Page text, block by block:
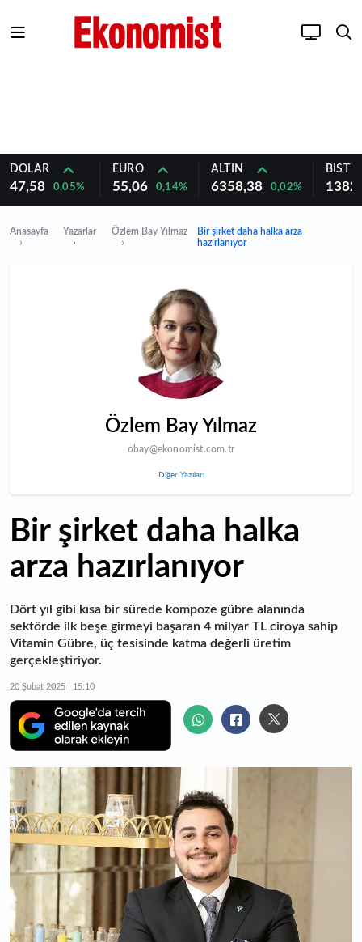
DOLAR
47,58 0,05%
EURO
55,06 0,14%
ALTIN
6358,38 0,02%
BIST
Anasayfa Yazarlar Özlem Bay Yılmaz
Bir şirket daha halka arza
hazırlanıyor
Özlem Bay Yılmaz
obay@ekonomist.com.tr
Diğer Yazıları
Bir şirket daha halka
arza hazırlanıyor
Dört yıl gibi kısa bir sürede kompoze gübre alanında
sektörde ilk beşe girmeyi başaran 4 milyar TL ciroya sahip
Vitamin Gübre, üç tesisinde katma değerli üretim
gerçekleştiriyor.
20 Şubat 2025 | 15:10